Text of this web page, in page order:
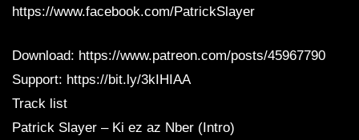
https://www.facebook.com/PatrickSlayer
Download: https://www.patreon.com/posts/45967790
Support: https://bit.ly/3kIHIAA
Track list
Patrick Slayer – Ki ez az Nber (Intro)